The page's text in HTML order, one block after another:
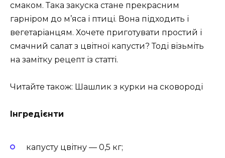
смаком. Така закуска стане прекрасним
гарніром до м’яса і птиці. Вона підходить і
вегетаріанцям. Хочете приготувати простий і
смачний салат з цвітної капусти? Тоді візьміть
на замітку рецепт із статті.
Читайте також: Шашлик з курки на сковороді
Інгредієнти
капусту цвітну — 0,5 кг;